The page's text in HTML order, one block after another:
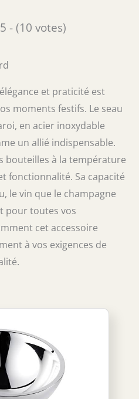
- (10 votes)
et praticité est
moments festifs. Le seau
en acier inoxydable
un allié indispensable.
bouteilles à la température
fonctionnalité. Sa capacité
le vin que le champagne
pour toutes vos
cet accessoire
à vos exigences de